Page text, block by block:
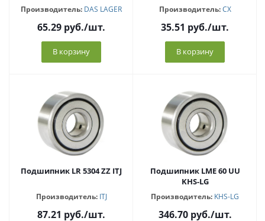
Производитель: DAS LAGER
65.29 руб./шт.
В корзину
Производитель: CX
35.51 руб./шт.
В корзину
Подшипник LR 5304 ZZ ITJ
Производитель: ITJ
87.21 руб./шт.
Подшипник LME 60 UU
KHS-LG
Производитель: KHS-LG
346.70руб./шт.